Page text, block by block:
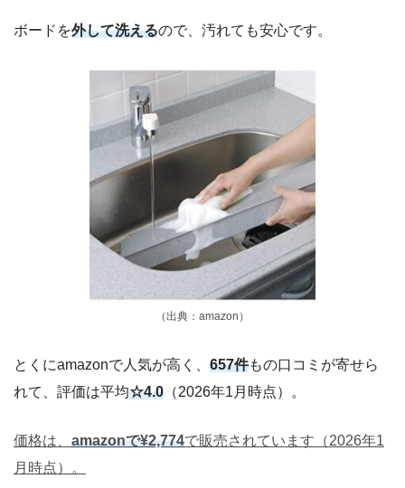
ボードを外して洗えるので、汚れても安心です。
（出典：amazon）
とくにamazonで人気が高く、 657件もの口コミが寄せら
れて、評価は平均☆4.0 （2026年1月時点）。
価格は、 amazonで¥2,774で販売されています（2026年1
月時点）。